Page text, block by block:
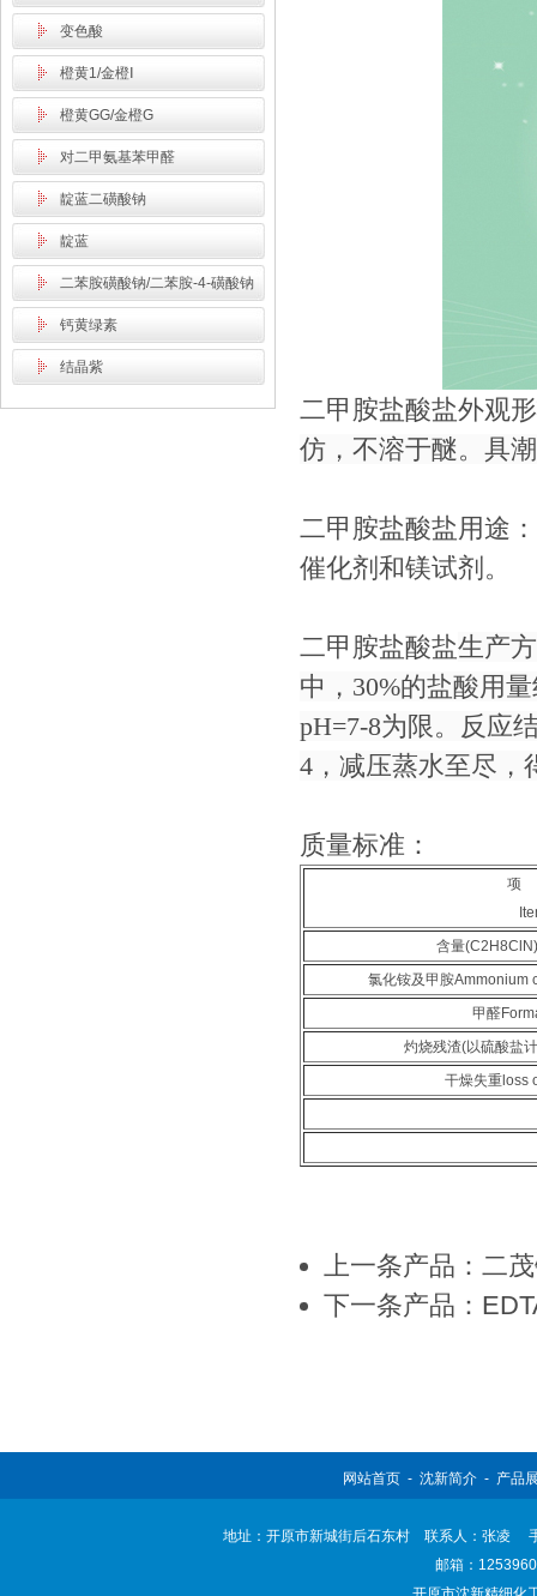
变色酸
橙黄1/金橙Ⅰ
橙黄GG/金橙G
对二甲氨基苯甲醛
靛蓝二磺酸钠
靛蓝
二苯胺磺酸钠/二苯胺-4-磺酸钠
钙黄绿素
结晶紫
二甲胺盐酸盐外观
仿，不溶于醚。具
二甲胺盐酸盐用途：
催化剂和镁试剂。
二甲胺盐酸盐生产
中，30%的盐酸用
pH=7-8为限。反应
4，减压蒸水至尽，
质量标准：
项
含量
氯化铵及甲胺
甲醛
灼烧残渣(以硫酸盐
干燥失重
上一条产品：二
下一条产品：
网站首页- 沈新简介- 产品
地址：开原市新城街后石东村 联系人：张凌
邮箱：